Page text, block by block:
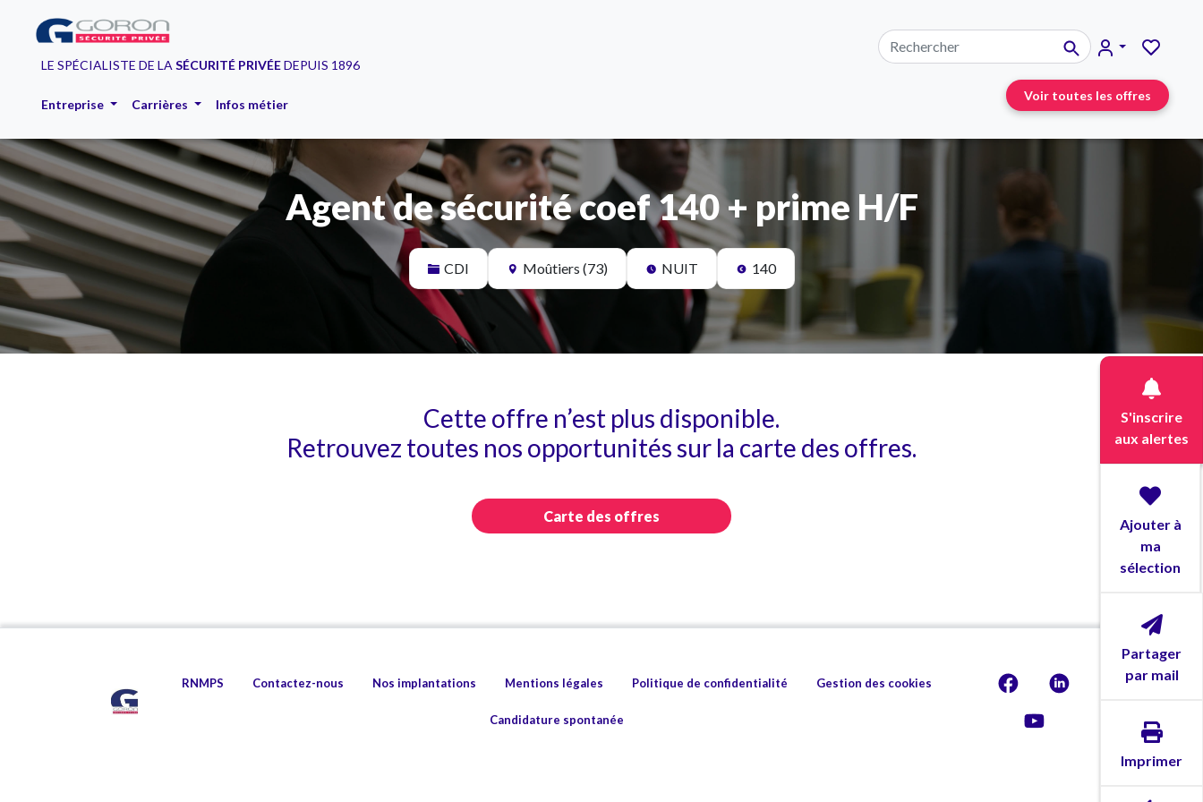
LE SPÉCIALISTE DE LA SÉCURITÉ PRIVÉEDEPUIS 1896
Entreprise Carrières Infos métier
Voir toutes les offres
S'inscrire
aux alertes
Ajouter à
ma
sélection
Partager
par mail
Imprimer
Agent de sécurité coef 140 + prime H/F
CDI Moûtiers (73) NUIT 140
Cette offre n’est plus disponible.
Retrouvez toutes nos opportunités sur la carte des offres.
Carte des offres
RNMPS Contactez-nous Nos implantations Mentions légales Politique de confidentialité Gestion des cookies
Candidature spontanée